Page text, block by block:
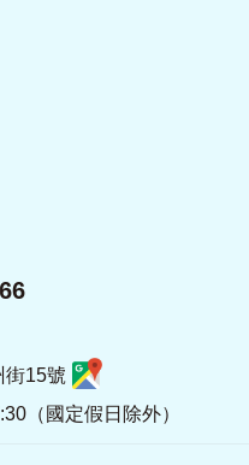
街15號
（國定假日除外）